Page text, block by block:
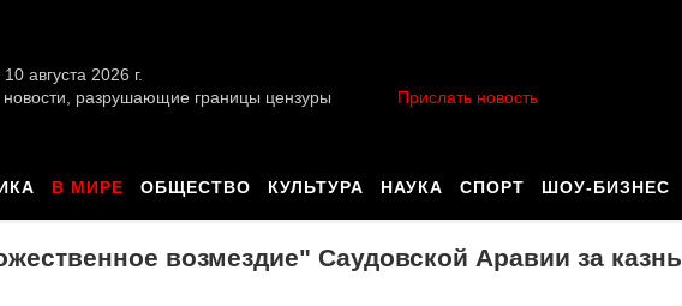
августа 2026 г.
разрушающие границы цензуры
Прислать новость
В МИРЕ ОБЩЕСТВО КУЛЬТУРА НАУКА СПОРТ ШОУ-БИЗНЕС
возмездие" Саудовской Аравии за казнь